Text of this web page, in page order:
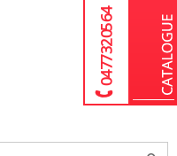
04 77 32 05 64